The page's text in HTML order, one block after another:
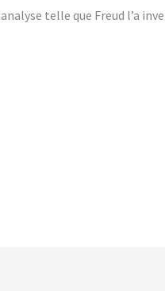
telle que Freud l’a